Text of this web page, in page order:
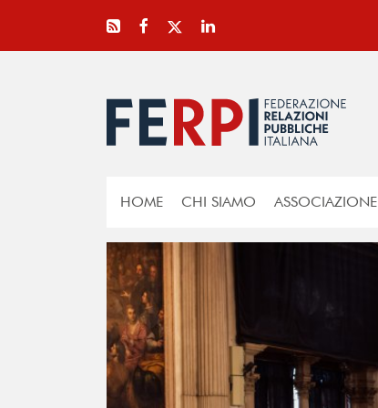
HOME CHI SIAMO ASSOCIAZIONE